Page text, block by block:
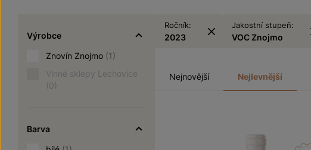
Výrobce
Znovín Znojmo (1)
Vinné sklepy Lechovice
(0)
Barva
Ročník:
2023
Jakostní stupeň:
VOC Znojmo
Nejnovější Nejlevnější